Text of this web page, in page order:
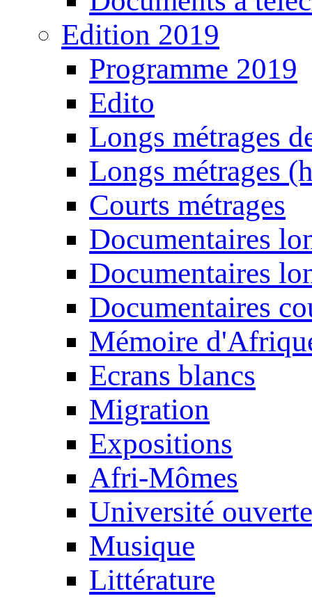
Edition 2019
Programme 2019
Edito
Longs métrages
Longs métrages
Courts métrages
Documentaires
Documentaires
Documentaires
Mémoire
Ecrans blancs
Migration
Expositions
Afri-Mômes
Université ouverte
Musique
Littérature